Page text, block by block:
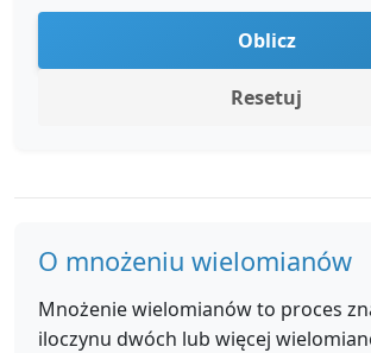
Oblicz
Resetuj
O mnożeniu wielomianów
Mnożenie wielomianów to proces
iloczynu dwóch lub więcej